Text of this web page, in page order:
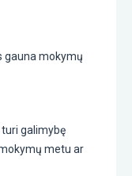
gauna mokymų
galimybę
metu ar